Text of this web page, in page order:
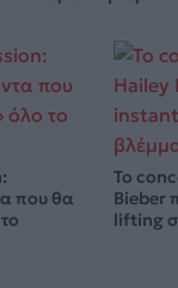
που θα
Το
Bieber
lifting